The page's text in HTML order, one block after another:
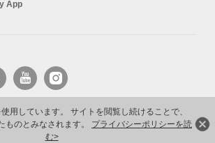
用しています。 サイトを閲覧し続けることで、
ものとみなされます。 プライバシーポリシーを読
む>
App
Huawei Technologies Co., Ltd. All rights reserved.
プライバシーポリシー